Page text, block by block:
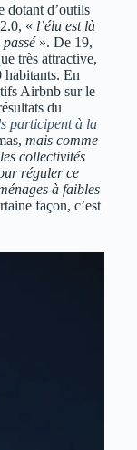
dotant d’outils
« l’élu est là
». De 19,
très attractive,
habitants. En
Airbnb sur le
du
participent à la
mais comme
collectivités
réguler ce
à faibles
façon, c’est